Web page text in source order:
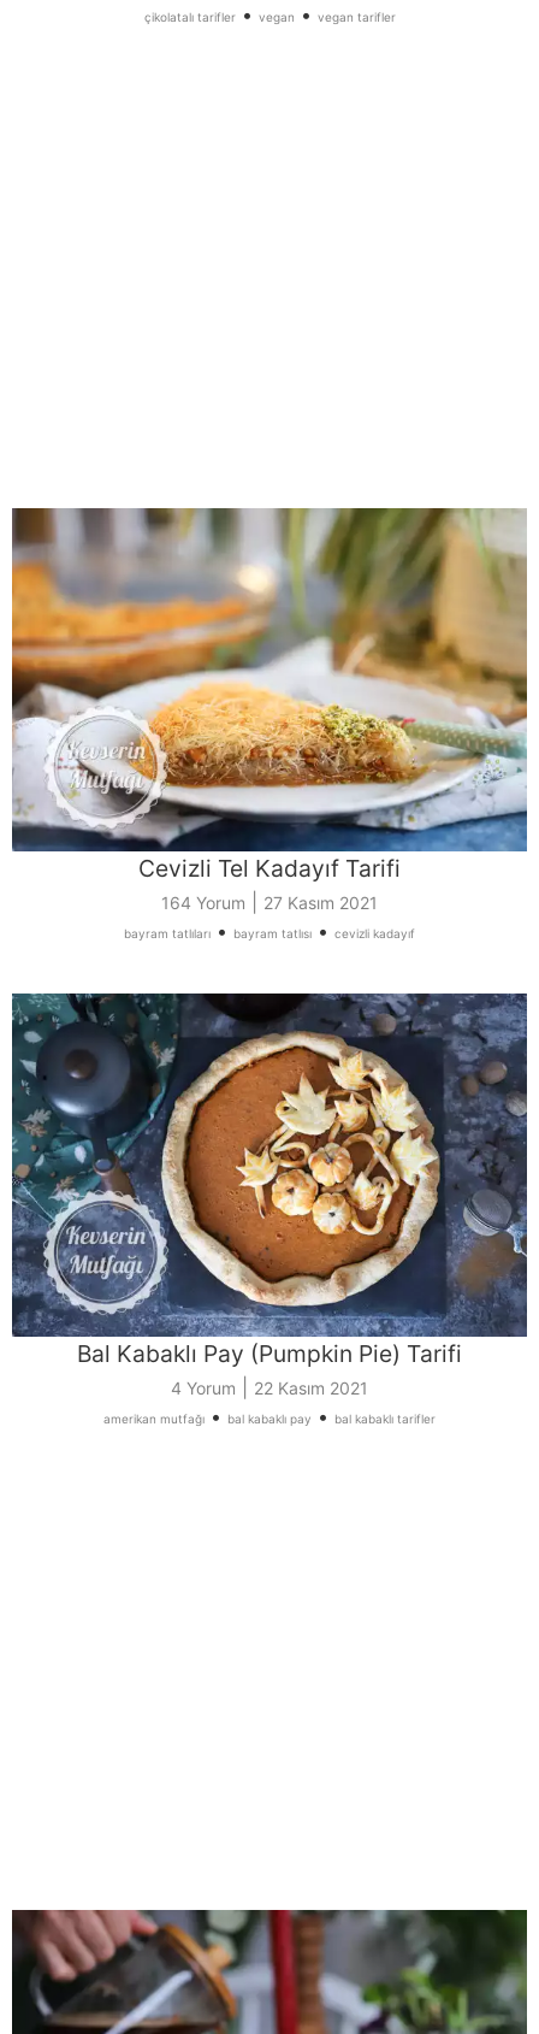
çikolatalı tarifler• vegan • vegan tarifler
Cevizli Tel Kadayıf Tarifi
164 Yorum 27 Kasım 2021
bayram tatlıları • bayram tatlısı • cevizli kadayıf
Bal Kabaklı Pay (Pumpkin Pie) Tarifi
4 Yorum 22 Kasım 2021
amerikan mutfağı • bal kabaklı pay • bal kabaklı tarifler